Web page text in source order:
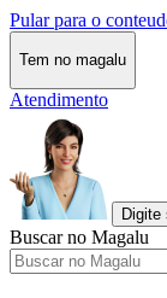
Pular para o
Tem no magalu
Atendimento
Digite
Buscar no Magalu